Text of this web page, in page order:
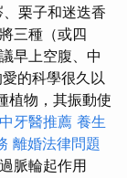
栗子和迷迭香
三種（或四
早上空腹、中
的科學很久以
植物，其振動使
牙醫推薦 養生
離婚法律問題
脈輪起作用